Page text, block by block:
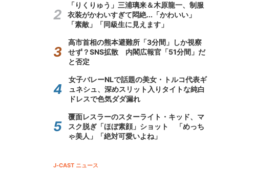
「りくりゅう」三浦璃来＆木原龍一、制服
衣装がかわいすぎて悶絶...「かわいい」
「素敵」「同級生に見えます」
高市首相の熊本避難所「3分間」しか視察
せず？SNS拡散 内閣広報官「51分間」だ
と否定
女子バレーNLで話題の美女・トルコ代表ギ
ュネシュ、深めスリット入りタイトな純白
ドレスで色気ダダ漏れ
覆面レスラーのスターライト・キッド、マ
スク脱ぎ「ほぼ素顔」ショット 「めっち
ゃ美人」「絶対可愛いよね」
J-CAST ニュース